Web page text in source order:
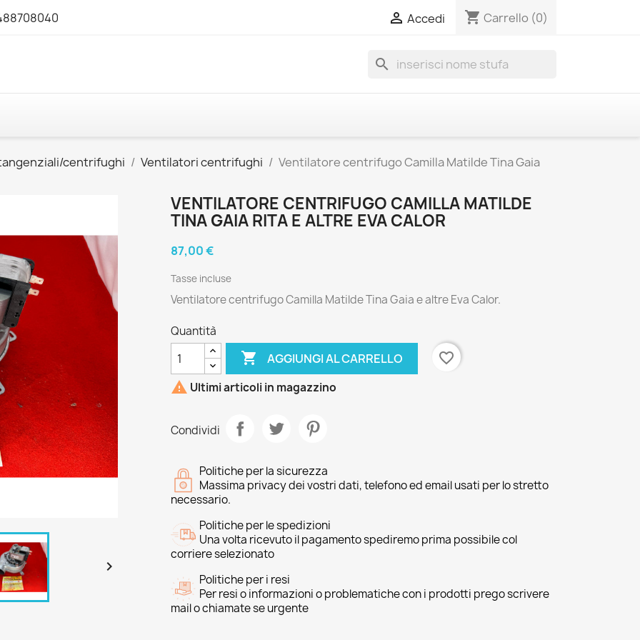
 Accedi shopping_cart Carrello (0)
search
centrifughi Ventilatori centrifughi Ventilatore centrifugo Camilla Matilde Tina Gaia

VENTILATORE CENTRIFUGO CAMILLA MATILDE
TINA GAIA RITA E ALTRE EVA CALOR
87,00 €
Tasse incluse
Ventilatore centrifugo Camilla Matilde Tina Gaia e altre Eva Calor.
Quantità
 AGGIUNGI AL CARRELLO
favorite_border
 Ultimi articoli in magazzino
Condividi
Politiche per la sicurezza
Massima privacy dei vostri dati, telefono ed email usati per lo stretto
necessario.
Politiche per le spedizioni
Una volta ricevuto il pagamento spediremo prima possibile col
corriere selezionato
Politiche per i resi
Per resi o informazioni o problematiche con i prodotti prego scrivere
mail o chiamate se urgente